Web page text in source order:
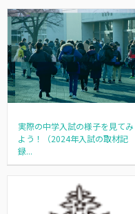
実際の中学入試の様子を見てみ
よう！（2024年入試の取材記
録...